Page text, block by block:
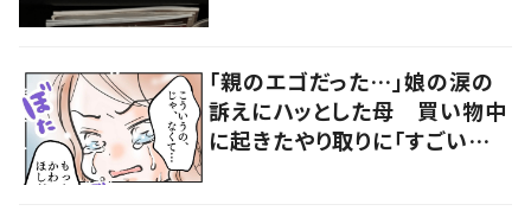
「親のエゴだった…」娘の涙の
訴えにハッとした母 買い物中
に起きたやり取りに「すごい分